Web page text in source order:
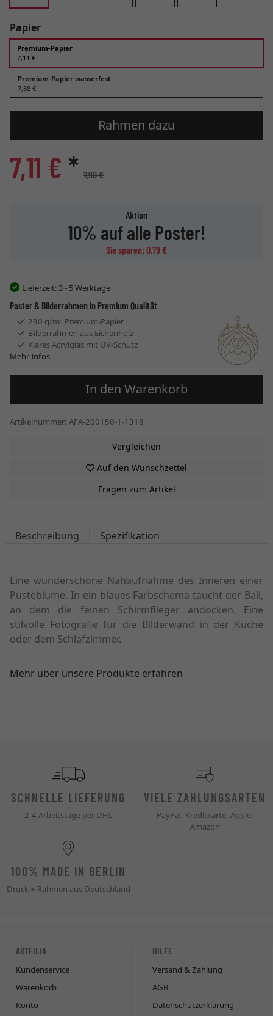
Papier
Premium-Papier
7,11 €
Premium-Papier wasserfest
7,88 €
Rahmen dazu
7,11 € * 7,90 €
Aktion
10% auf alle Poster!
Sie sparen: 0,79 €
Lieferzeit: 3 - 5 Werktage
Poster & Bilderrahmen in Premium Qualität
230 g/m² Premium-Papier
Bilderrahmen aus Eichenholz
Klares Acrylglas mit UV-Schutz
Mehr Infos
In den Warenkorb
Artikelnummer: AFA-200150-1-1318
Vergleichen
Auf den Wunschzettel
Fragen zum Artikel
Beschreibung Spezifikation
Eine wunderschöne Nahaufnahme des Inneren einer
Pusteblume. In ein blaues Farbschema taucht der Ball,
an dem die feinen Schirmflieger andocken. Eine
stilvolle Fotografie für die Bilderwand in der Küche
oder dem Schlafzimmer.
Mehr über unsere Produkte erfahren
SCHNELLE LIEFERUNG
2-4 Arbeitstage per DHL
VIELE ZAHLUNGSARTEN
PayPal, Kreditkarte, Apple,
Amazon
100% MADE IN BERLIN
Druck + Rahmen aus Deutschland
ARTFILIA
Kundenservice
Warenkorb
Konto
HILFE
Versand & Zahlung
AGB
Datenschutzerklärung